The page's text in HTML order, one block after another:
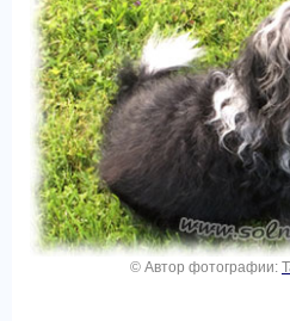
© Автор фотографии: